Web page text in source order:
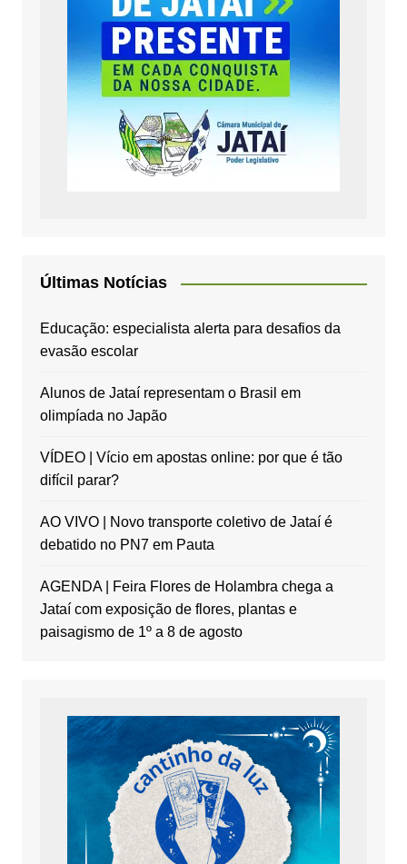
Últimas Notícias
Educação: especialista alerta para desafios da
evasão escolar
Alunos de Jataí representam o Brasil em
olimpíada no Japão
VÍDEO | Vício em apostas online: por que é tão
difícil parar?
AO VIVO | Novo transporte coletivo de Jataí é
debatido no PN7 em Pauta
AGENDA | Feira Flores de Holambra chega a
Jataí com exposição de flores, plantas e
paisagismo de 1º a 8 de agosto